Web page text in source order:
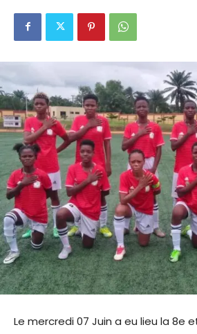
Le mercredi 07 Juin a eu lieu la 8e